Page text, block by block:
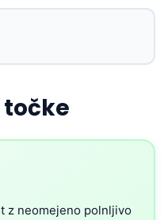
z neomejeno polnljivo